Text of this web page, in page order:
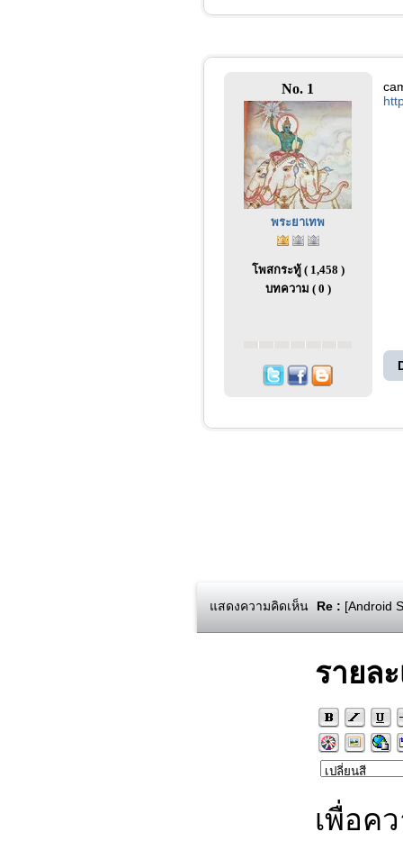
No. 1
พระยาเทพ
โพสกระทู้ ( 1,458 )
บทความ ( 0 )
แสดงความคิดเห็น Re : [Android
รายล
เพื่อค